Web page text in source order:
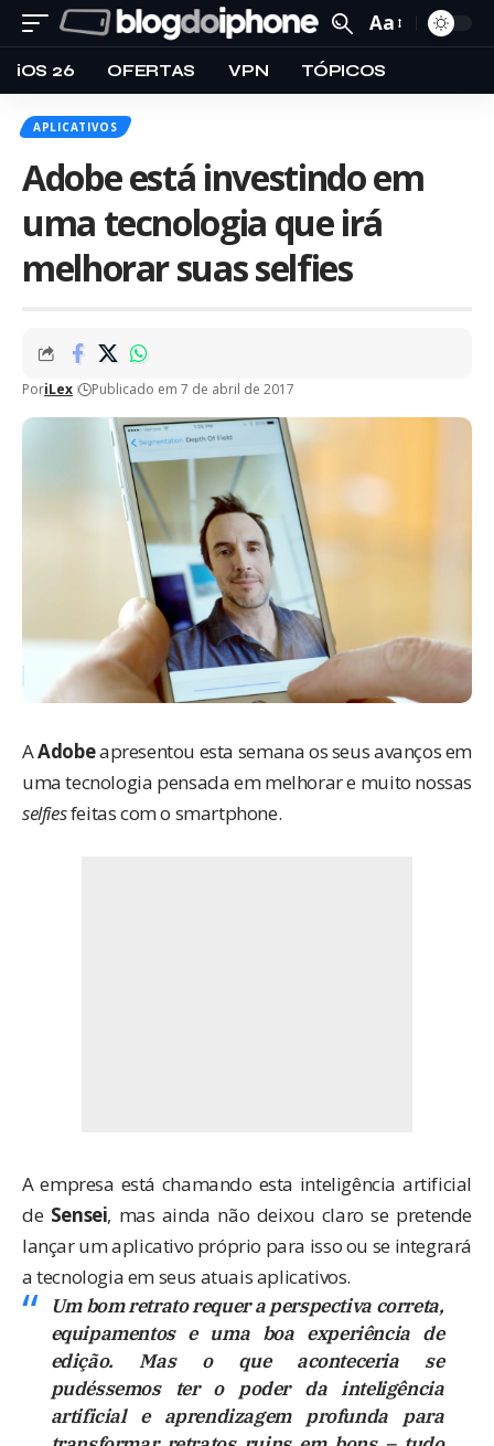
Aa
iOS 26 OFERTAS VPN TÓPICOS
APLICATIVOS
Adobe está investindo em
uma tecnologia que irá
melhorar suas selfies
PoriLex Publicado em 7 de abril de 2017
AAdobeapresentou esta semana os seus avanços em
uma tecnologia pensada em melhorar e muito nossas
selfiesfeitas com o smartphone.
A empresa está chamando esta inteligência artificial
de Sensei, mas ainda não deixou claro se pretende
lançar um aplicativo próprio para isso ou se integrará
a tecnologia em seus atuais aplicativos.
Um bom retrato requer a perspectiva correta,
equipamentos e uma boa experiência de
edição. Mas o que aconteceria se
pudéssemos ter o poder da inteligência
artificial e aprendizagem profunda para